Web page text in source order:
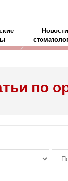
Новости
по